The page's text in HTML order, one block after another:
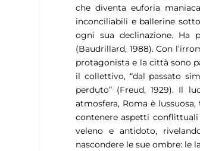
che diventa euforia
inconciliabili e ballerine
ogni sua declinazione. Ha
(Baudrillard, 1988). Con
protagonista e la città sono
il collettivo, “dal passato
perduto” (Freud, 1929). Il
atmosfera, Roma è
contenere aspetti conflittuali
velenoe antidoto,
nascondere le sue ombre: le